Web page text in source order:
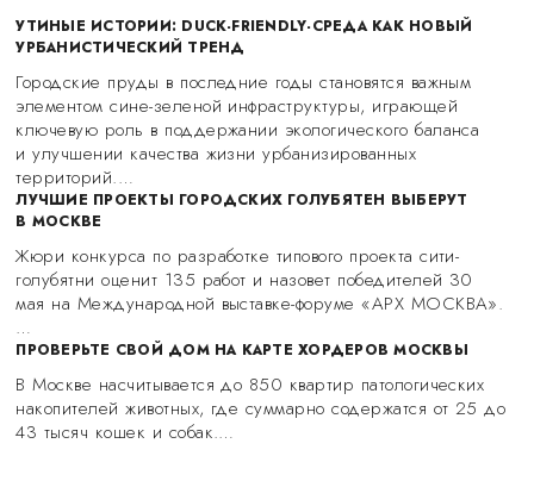
УТИНЫЕ ИСТОРИИ: DUCK-FRIENDLY-СРЕДА КАК НОВЫЙ
УРБАНИСТИЧЕСКИЙ ТРЕНД
Городские пруды в последние годы становятся важным
элементом сине-зеленой инфраструктуры, играющей
ключевую роль в поддержании экологического баланса
и улучшении качества жизни урбанизированных
территорий.…
ЛУЧШИЕ ПРОЕКТЫ ГОРОДСКИХ ГОЛУБЯТЕН ВЫБЕРУТ
В МОСКВЕ
Жюри конкурса по разработке типового проекта сити-
голубятни оценит 135 работ и назовет победителей 30
мая на Международной выставке-форуме «АРХ МОСКВА».
…
ПРОВЕРЬТЕ СВОЙ ДОМ НА КАРТЕ ХОРДЕРОВ МОСКВЫ
В Москве насчитывается до 850 квартир патологических
накопителей животных, где суммарно содержатся от 25 до
43 тысяч кошек и собак.…